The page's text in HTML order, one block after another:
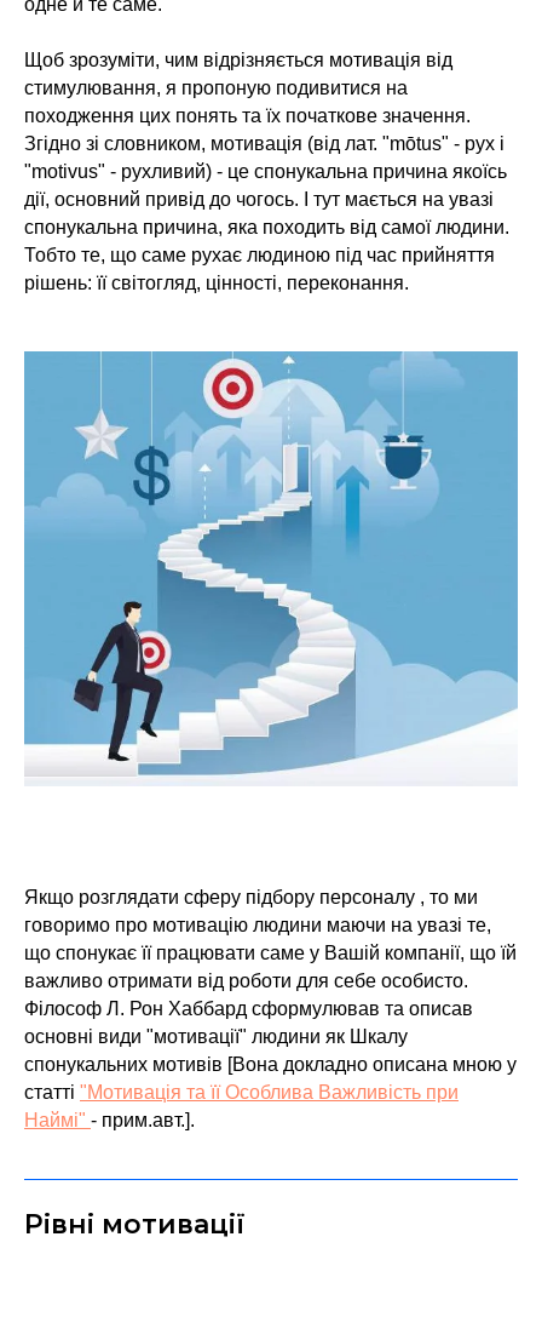
одне й те саме.
Щоб зрозуміти, чим відрізняється мотивація від
стимулювання, я пропоную подивитися на
походження цих понять та їх початкове значення.
Згідно зі словником, мотивація (від лат. "mōtus" - рух і
"motivus" - рухливий) - це спонукальна причина якоїсь
дії, основний привід до чогось. І тут мається на увазі
спонукальна причина, яка походить від самої людини.
Тобто те, що саме рухає людиною під час прийняття
рішень: її світогляд, цінності, переконання.
Якщо розглядати сферу підбору персоналу , то ми
говоримо про мотивацію людини маючи на увазі те,
що спонукає її працювати саме у Вашій компанії, що їй
важливо отримати від роботи для себе особисто.
Філософ Л. Рон Хаббард сформулював та описав
основні види "мотивації" людини як Шкалу
спонукальних мотивів [Вона докладно описана мною у
статті "Мотивація та її Особлива Важливість при
Наймі" - прим.авт.].
Рівні мотивації